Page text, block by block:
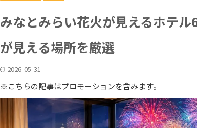
みなとみらい花火が見えるホテ
が見える場所を厳選
2026-05-31
※こちらの記事はプロモーションを含みます。